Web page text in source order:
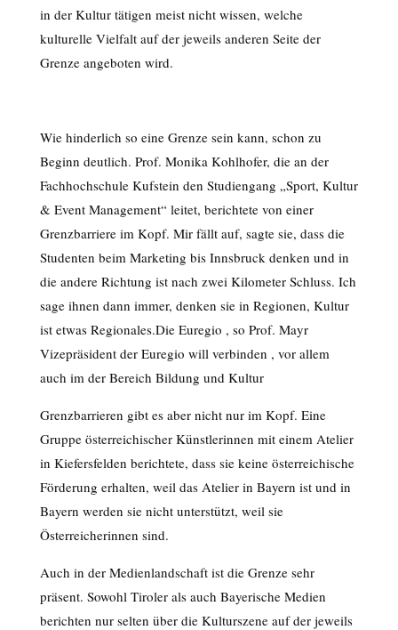
in der Kultur tätigen meist nicht wissen, welche
kulturelle Vielfalt auf der jeweils anderen Seite der
Grenze angeboten wird.
Wie hinderlich so eine Grenze sein kann, schon zu
Beginn deutlich. Prof. Monika Kohlhofer, die an der
Fachhochschule Kufstein den Studiengang „Sport, Kultur
& Event Management“ leitet, berichtete von einer
Grenzbarriere im Kopf. Mir fällt auf, sagte sie, dass die
Studenten beim Marketing bis Innsbruck denken und in
die andere Richtung ist nach zwei Kilometer Schluss. Ich
sage ihnen dann immer, denken sie in Regionen, Kultur
ist etwas Regionales.Die Euregio , so Prof. Mayr
Vizepräsident der Euregio will verbinden , vor allem
auch im der Bereich Bildung und Kultur
Grenzbarrieren gibt es aber nicht nur im Kopf. Eine
Gruppe österreichischer Künstlerinnen mit einem Atelier
in Kiefersfelden berichtete, dass sie keine österreichische
Förderung erhalten, weil das Atelier in Bayern ist und in
Bayern werden sie nicht unterstützt, weil sie
Österreicherinnen sind.
Auch in der Medienlandschaft ist die Grenze sehr
präsent. Sowohl Tiroler als auch Bayerische Medien
berichten nur selten über die Kulturszene auf der jeweils